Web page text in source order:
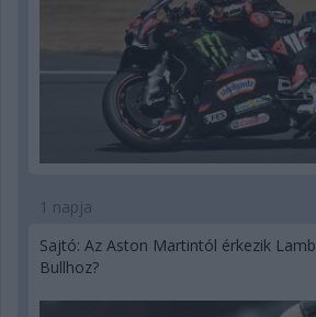
1 napja
Sajtó: Az Aston Martintól érkezik
Bullhoz?